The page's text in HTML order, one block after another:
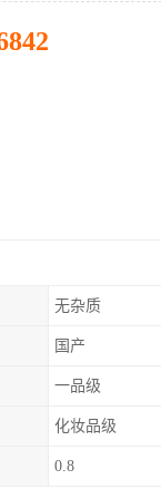
无杂质
国产
一品级
化妆品级
0.8